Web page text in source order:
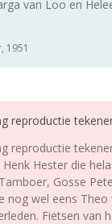
van Loo en
1951
reproductie
reproductie
Hester die
Gosse
nog wel eens Theo
Fietsen van